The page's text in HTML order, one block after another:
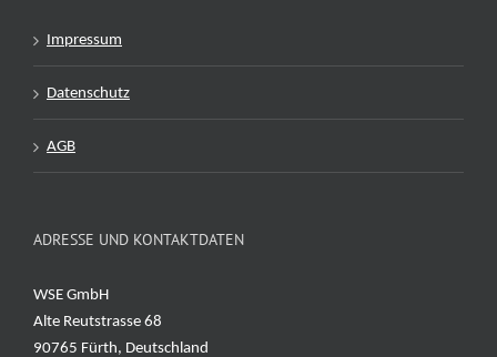
Impressum
Datenschutz
AGB
ADRESSE UND KONTAKTDATEN
WSE GmbH
Alte Reutstrasse 68
90765 Fürth, Deutschland